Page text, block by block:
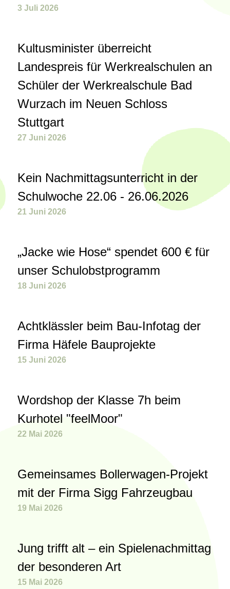
3 Juli 2026
Kultusminister überreicht
Landespreis für Werkrealschulen an
Schüler der Werkrealschule Bad
Wurzach im Neuen Schloss
Stuttgart
27 Juni 2026
Kein Nachmittagsunterricht in der
Schulwoche 22.06 - 26.06.2026
21 Juni 2026
„Jacke wie Hose“ spendet 600 € für
unser Schulobstprogramm
18 Juni 2026
Achtklässler beim Bau-Infotag der
Firma Häfele Bauprojekte
15 Juni 2026
Wordshop der Klasse 7h beim
Kurhotel "feelMoor"
22 Mai 2026
Gemeinsames Bollerwagen-Projekt
mit der Firma Sigg Fahrzeugbau
19 Mai 2026
Jung trifft alt – ein Spielenachmittag
der besonderen Art
15 Mai 2026